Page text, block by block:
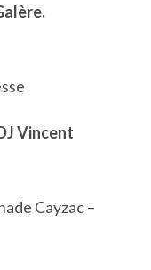
Vincent
Cayzac –